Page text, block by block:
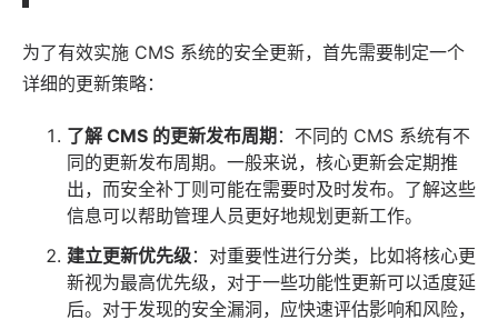
为了有效实施 CMS 系统的安全更新，首先需要制定一个
详细的更新策略：
了解 CMS 的更新发布周期：不同的 CMS 系统有不
同的更新发布周期。一般来说，核心更新会定期推
出，而安全补丁则可能在需要时及时发布。了解这些
信息可以帮助管理人员更好地规划更新工作。
建立更新优先级：对重要性进行分类，比如将核心更
新视为最高优先级，对于一些功能性更新可以适度延
后。对于发现的安全漏洞，应快速评估影响和风险，